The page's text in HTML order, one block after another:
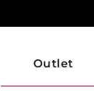
Outlet